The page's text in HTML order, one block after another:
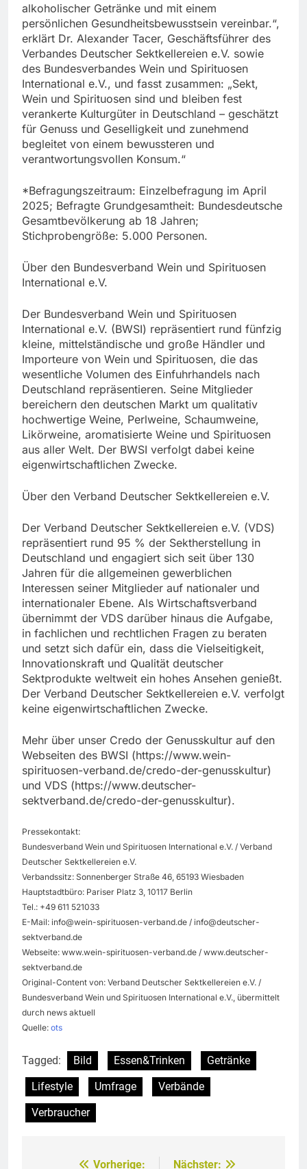
alkoholischer Getränke und mit einem
persönlichen Gesundheitsbewusstsein vereinbar.“,
erklärt Dr. Alexander Tacer, Geschäftsführer des
Verbandes Deutscher Sektkellereien e.V. sowie
des Bundesverbandes Wein und Spirituosen
International e.V., und fasst zusammen: „Sekt,
Wein und Spirituosen sind und bleiben fest
verankerte Kulturgüter in Deutschland – geschätzt
für Genuss und Geselligkeit und zunehmend
begleitet von einem bewussteren und
verantwortungsvollen Konsum.“
*Befragungszeitraum: Einzelbefragung im April
2025; Befragte Grundgesamtheit: Bundesdeutsche
Gesamtbevölkerung ab 18 Jahren;
Stichprobengröße: 5.000 Personen.
Über den Bundesverband Wein und Spirituosen
International e.V.
Der Bundesverband Wein und Spirituosen
International e.V. (BWSI) repräsentiert rund fünfzig
kleine, mittelständische und große Händler und
Importeure von Wein und Spirituosen, die das
wesentliche Volumen des Einfuhrhandels nach
Deutschland repräsentieren. Seine Mitglieder
bereichern den deutschen Markt um qualitativ
hochwertige Weine, Perlweine, Schaumweine,
Likörweine, aromatisierte Weine und Spirituosen
aus aller Welt. Der BWSI verfolgt dabei keine
eigenwirtschaftlichen Zwecke.
Über den Verband Deutscher Sektkellereien e.V.
Der Verband Deutscher Sektkellereien e.V. (VDS)
repräsentiert rund 95 % der Sektherstellung in
Deutschland und engagiert sich seit über 130
Jahren für die allgemeinen gewerblichen
Interessen seiner Mitglieder auf nationaler und
internationaler Ebene. Als Wirtschaftsverband
übernimmt der VDS darüber hinaus die Aufgabe,
in fachlichen und rechtlichen Fragen zu beraten
und setzt sich dafür ein, dass die Vielseitigkeit,
Innovationskraft und Qualität deutscher
Sektprodukte weltweit ein hohes Ansehen genießt.
Der Verband Deutscher Sektkellereien e.V. verfolgt
keine eigenwirtschaftlichen Zwecke.
Mehr über unser Credo der Genusskultur auf den
Webseiten des BWSI (https://www.wein-
spirituosen-verband.de/credo-der-genusskultur)
und VDS (https://www.deutscher-
sektverband.de/credo-der-genusskultur).
Pressekontakt:
Bundesverband Wein und Spirituosen International e.V. / Verband
Deutscher Sektkellereien e.V.
Verbandssitz: Sonnenberger Straße 46, 65193 Wiesbaden
Hauptstadtbüro: Pariser Platz 3, 10117 Berlin
Tel.: +49 611 521033
E-Mail: info@wein-spirituosen-verband.de / info@deutscher-
sektverband.de
Webseite: www.wein-spirituosen-verband.de / www.deutscher-
sektverband.de
Original-Content von: Verband Deutscher Sektkellereien e.V. /
Bundesverband Wein und Spirituosen International e.V., übermittelt
durch news aktuell
Quelle: ots
Tagged: Bild Essen&Trinken
Getränke
Lifestyle
Umfrage
Verbände
Verbraucher
Vorherige:
Nächster: